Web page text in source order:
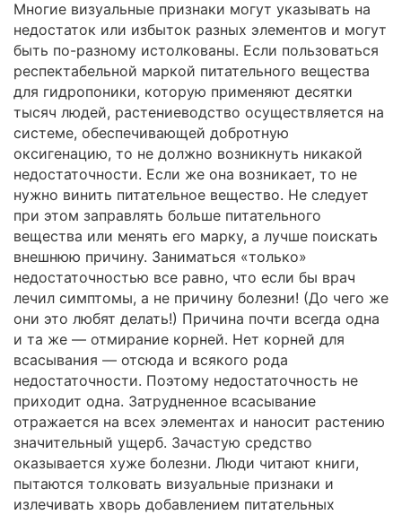
Многие визуальные признаки могут указывать на
недостаток или избыток разных элементов и могут
быть по-разному истолкованы. Если пользоваться
респектабельной маркой питательного вещества
для гидропоники, которую применяют десятки
тысяч людей, растениеводство осуществляется на
системе, обеспечивающей добротную
оксигенацию, то не должно возникнуть никакой
недостаточности. Если же она возникает, то не
нужно винить питательное вещество. Не следует
при этом заправлять больше питательного
вещества или менять его марку, а лучше поискать
внешнюю причину. Заниматься «только»
недостаточностью все равно, что если бы врач
лечил симптомы, а не причину болезни! (До чего же
они это любят делать!) Причина почти всегда одна
и та же — отмирание корней. Нет корней для
всасывания — отсюда и всякого рода
недостаточности. Поэтому недостаточность не
приходит одна. Затрудненное всасывание
отражается на всех элементах и наносит растению
значительный ущерб. Зачастую средство
оказывается хуже болезни. Люди читают книги,
пытаются толковать визуальные признаки и
излечивать хворь добавлением питательных